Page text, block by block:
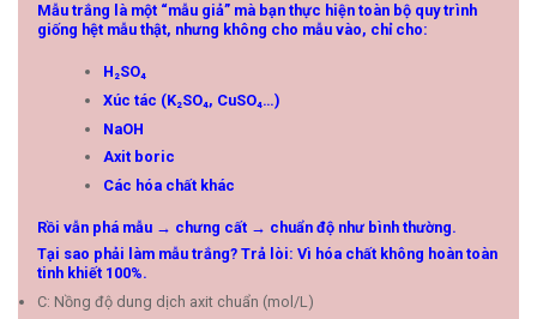
Mẫu trắng là một “mẫu giả” mà bạn thực hiện toàn bộ quy trình
giống hệt mẫu thật, nhưng không cho mẫu vào, chỉ cho:
H₂SO₄
Xúc tác (K₂SO₄, CuSO₄…)
NaOH
Axit boric
Các hóa chất khác
Rồi vẫn phá mẫu → chưng cất → chuẩn độ như bình thường.
Tại sao phải làm mẫu trắng? Trả lòi:Vì hóa chất không hoàn toàn
tinh khiết 100%.
C: Nồng độ dung dịch axit chuẩn (mol/L)